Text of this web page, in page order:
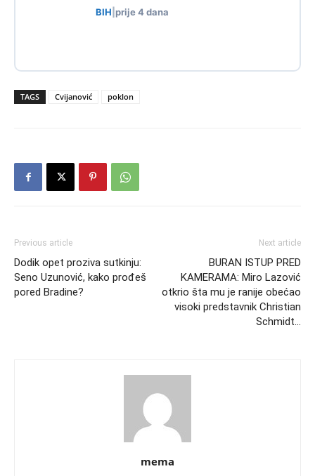
BIH prije 4 dana
TAGS Cvijanović poklon
Previous article
Dodik opet proziva sutkinju:
Seno Uzunović, kako prođeš
pored Bradine?
Next article
BURAN ISTUP PRED
KAMERAMA: Miro Lazović
otkrio šta mu je ranije obećao
visoki predstavnik Christian
Schmidt…
mema